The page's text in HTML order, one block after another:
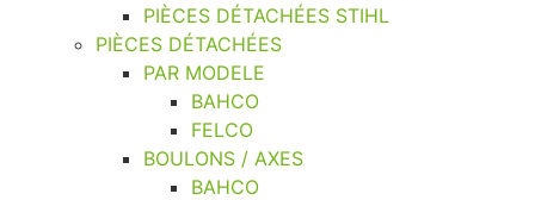
PIÈCES DÉTACHÉES STIHL
PIÈCES DÉTACHÉES
PAR MODELE
BAHCO
FELCO
BOULONS / AXES
BAHCO